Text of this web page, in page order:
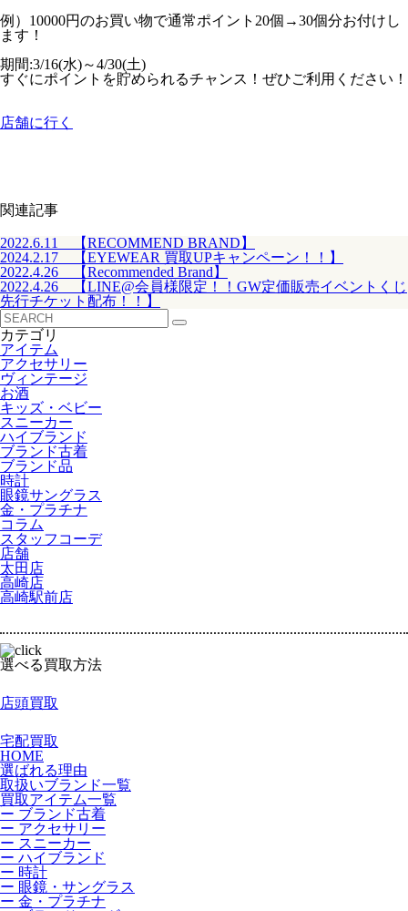
例）10000円のお買い物で通常ポイント20個→30個分お付けし
ます！
期間:3/16(水)～4/30(土)
すぐにポイントを貯められるチャンス！ぜひご利用ください！
店舗に行く
関連記事
2022.6.11 【RECOMMEND BRAND】
2024.2.17 【EYEWEAR 買取UPキャンペーン！！】
2022.4.26 【Recommended Brand】
2022.4.26 【LINE@会員様限定！！GW定価販売イベントくじ
先行チケット配布！！】
カテゴリ
アイテム
アクセサリー
ヴィンテージ
お酒
キッズ・ベビー
スニーカー
ハイブランド
ブランド古着
ブランド品
時計
眼鏡サングラス
金・プラチナ
コラム
スタッフコーデ
店舗
太田店
高崎店
高崎駅前店
選べる買取方法
店頭買取
宅配買取
HOME
選ばれる理由
取扱いブランド一覧
買取アイテム一覧
ー ブランド古着
ー アクセサリー
ー スニーカー
ー ハイブランド
ー 時計
ー 眼鏡・サングラス
ー 金・プラチナ